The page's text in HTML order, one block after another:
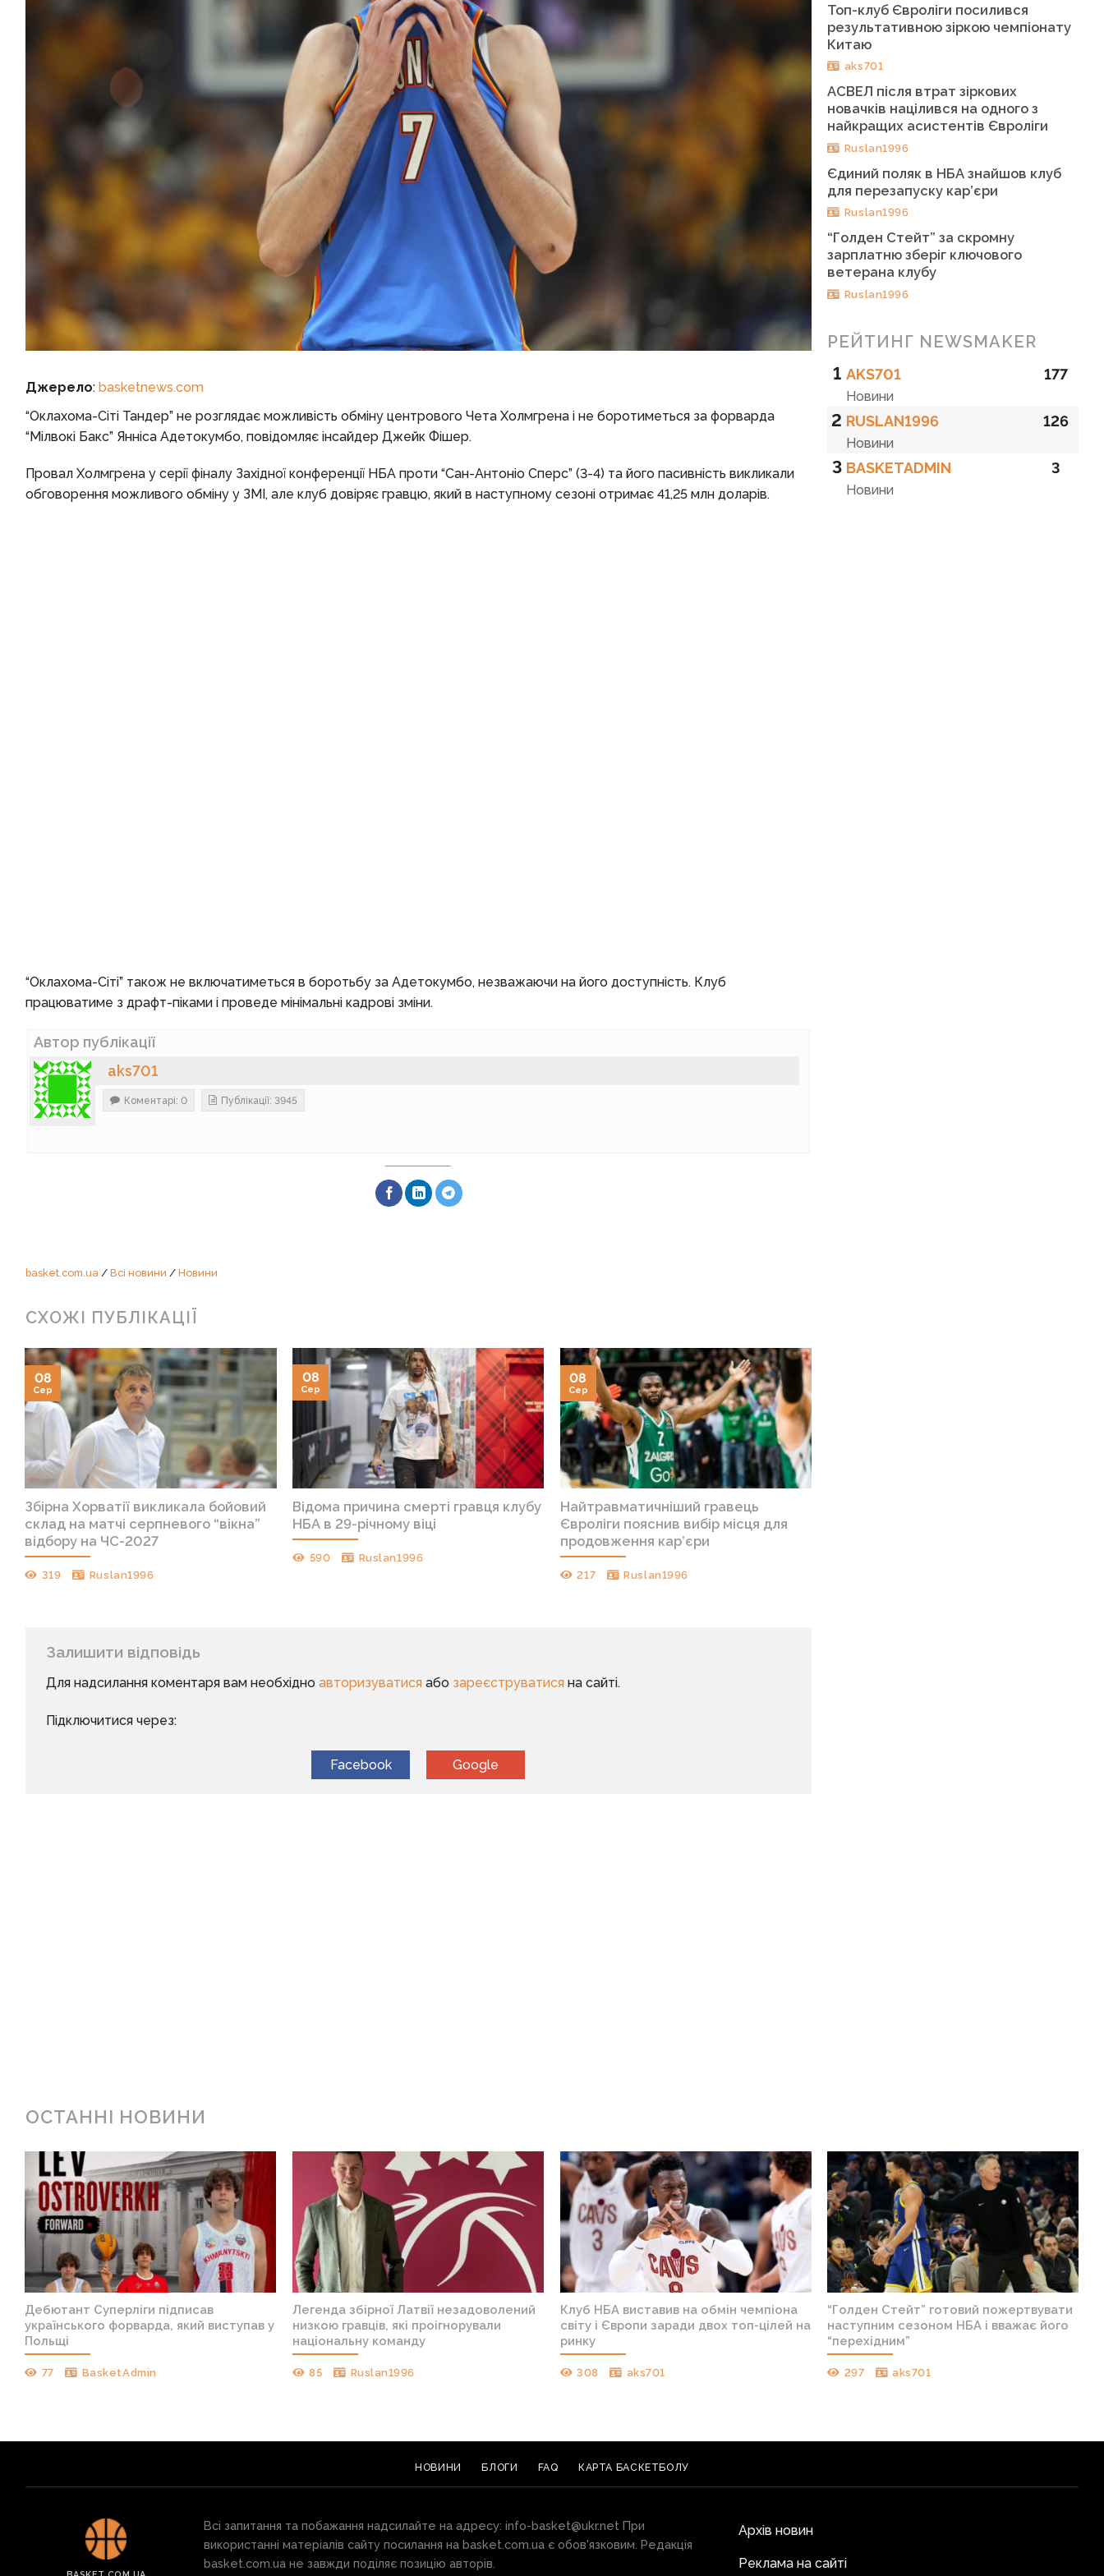
Джерело: basketnews.com
“Оклахома-Сіті Тандер” не розглядає можливість обміну центрового Чета Холмгрена і не боротиметься за форварда
“Мілвокі Бакс” Янніса Адетокумбо, повідомляє інсайдер Джейк Фішер.
Провал Холмгрена у серії фіналу Західної конференції НБА проти “Сан-Антоніо Сперс” (3-4) та його пасивність викликали
обговорення можливого обміну у ЗМІ, але клуб довіряє гравцю, який в наступному сезоні отримає 41,25 млн доларів.
“Оклахома-Сіті” також не включатиметься в боротьбу за Адетокумбо, незважаючи на його доступність. Клуб
працюватиме з драфт-піками і проведе мінімальні кадрові зміни.
Автор публікації
aks701
Коментарі: 0 Публікації: 3945
basket.com.ua/ Всі новини / Новини
СХОЖІ ПУБЛІКАЦІЇ
Збірна Хорватії викликала бойовий
склад на матчі серпневого “вікна”
відбору на ЧС-2027
319 Ruslan1996
08
Сер
Відома причина смерті гравця клубу
НБА в 29-річному віці
590 Ruslan1996
08
Сер
Найтравматичніший гравець
Євроліги пояснив вибір місця для
продовження кар’єри
217 Ruslan1996
08
Сер
Залишити відповідь
Для надсилання коментаря вам необхідно авторизуватисяабо зареєструватисяна сайті.
Підключитися через:
Facebook Google
Топ-клуб Євроліги посилився
результативною зіркою чемпіонату
Китаю
aks701
АСВЕЛ після втрат зіркових
новачків націлився на одного з
найкращих асистентів Євроліги
Ruslan1996
Єдиний поляк в НБА знайшов клуб
для перезапуску кар’єри
Ruslan1996
“Голден Стейт” за скромну
зарплатню зберіг ключового
ветерана клубу
Ruslan1996
РЕЙТИНГ NEWSMAKER
1 AKS701
Новини
177
2 RUSLAN1996
Новини
126
3 BASKETADMIN
Новини
3
ОСТАННІ НОВИНИ
Дебютант Суперліги підписав
українського форварда, який виступав у
Польщі
77 BasketAdmin
Легенда збірної Латвії незадоволений
низкою гравців, які проігнорували
національну команду
85 Ruslan1996
Клуб НБА виставив на обмін чемпіона
світу і Європи заради двох топ-цілей на
ринку
308 aks701
“Голден Стейт” готовий пожертвувати
наступним сезоном НБА і вважає його
“перехідним”
297 aks701
НОВИНИ БЛОГИ FAQ КАРТА БАСКЕТБОЛУ
Всі запитання та побажання надсилайте на адресу: info-basket@ukr.net При
використанні матеріалів сайту посилання на basket.com.ua є обов'язковим. Редакція
basket.com.ua не завжди поділяє позицію авторів.
Архів новин
Реклама на сайті